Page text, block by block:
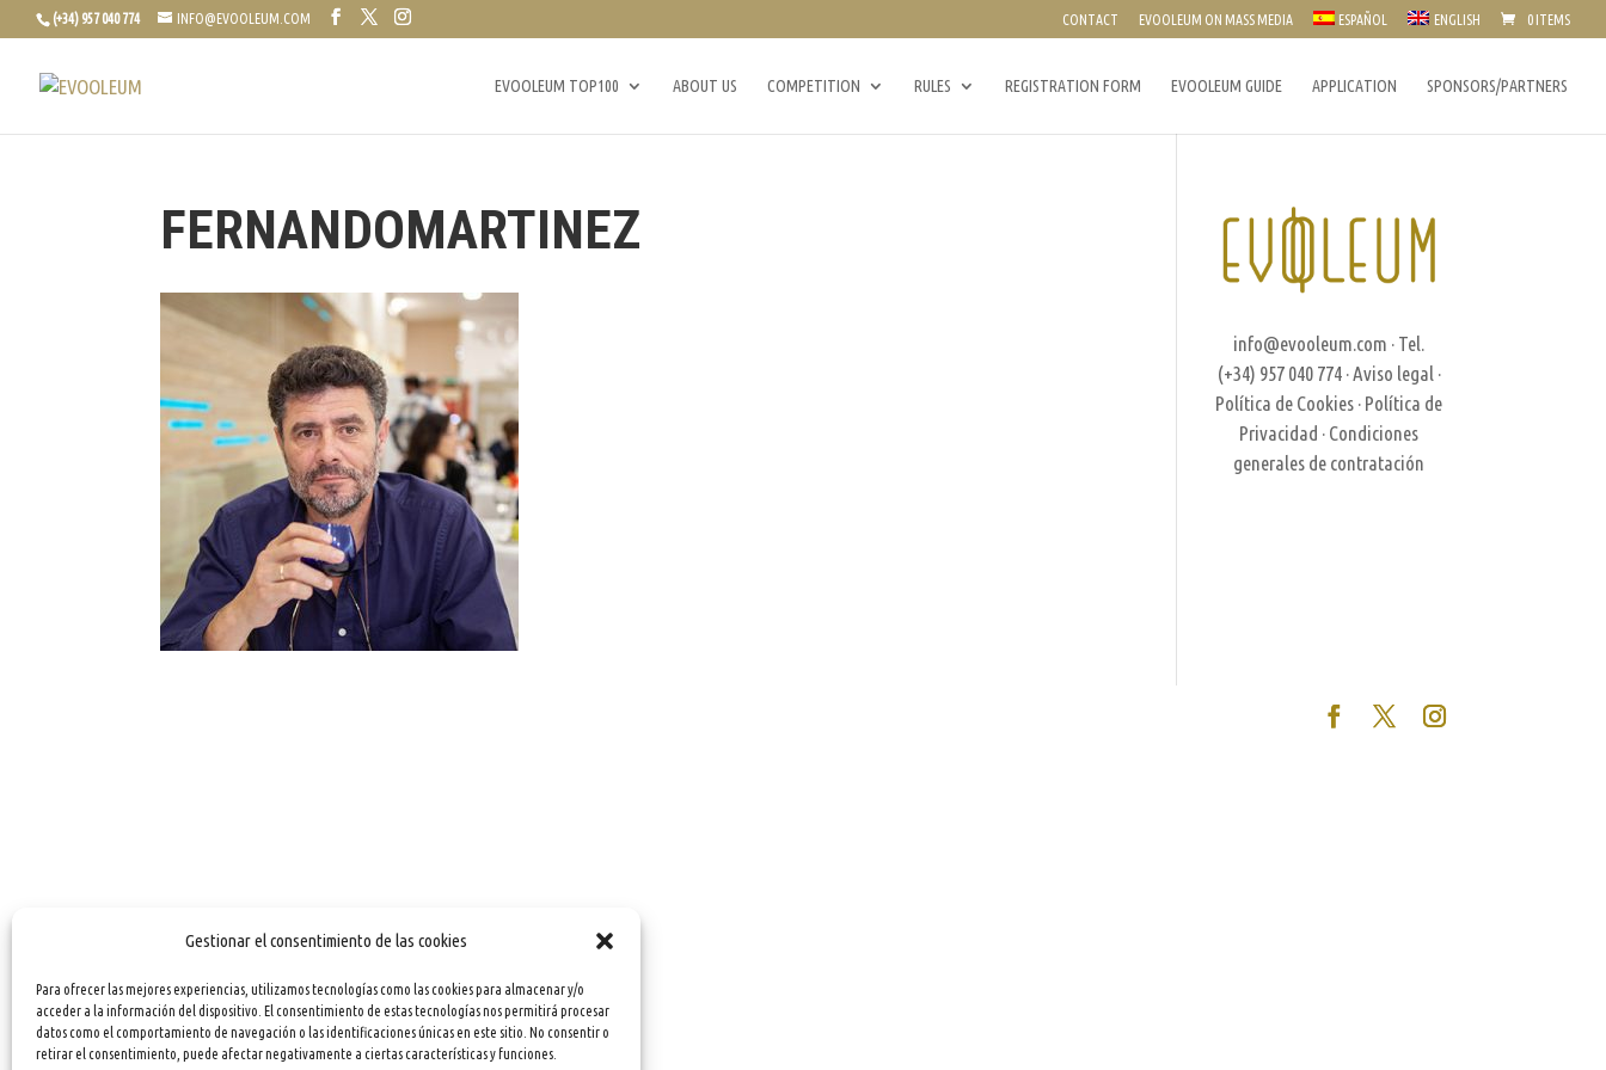
Gestionar el consentimiento de las cookies
Para ofrecer las mejores experiencias, utilizamos tecnologías como las cookies para almacenar y/o
acceder a la información del dispositivo. El consentimiento de estas tecnologías nos permitirá procesar
datos como el comportamiento de navegación o las identificaciones únicas en este sitio. No consentir o
retirar el consentimiento, puede afectar negativamente a ciertas características y funciones.
(+34) 957 040 774 INFO@EVOOLEUM.COM CONTACT EVOOLEUM ON MASS MEDIA ESPAÑOL ENGLISH 0 ITEMS
EVOOLEUM TOP100 ABOUT US COMPETITION RULES REGISTRATION FORM EVOOLEUM GUIDE APPLICATION SPONSORS/PARTNERS
FERNANDOMARTINEZ
info@evooleum.com · Tel.
(+34) 957 040 774 · Aviso legal ·
Política de Cookies · Política de
Privacidad · Condiciones
generales de contratación